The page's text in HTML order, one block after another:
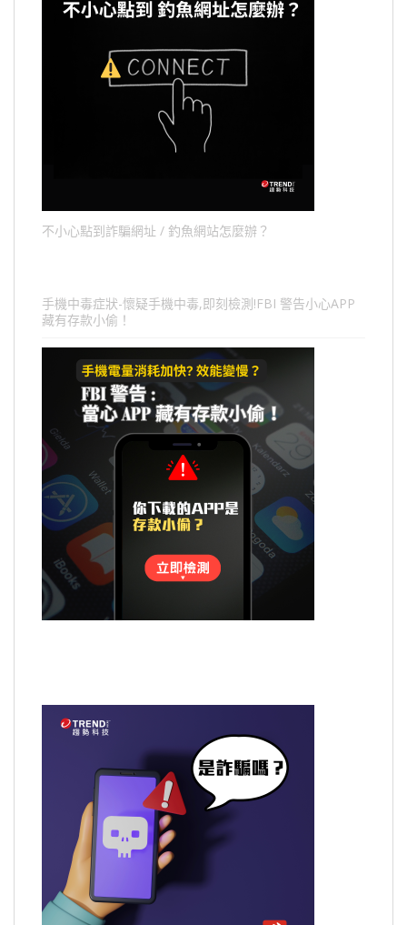
不小心點到詐騙網址 / 釣魚網站怎麼辦？
手機中毒症狀-懷疑手機中毒,即刻檢測!FBI 警告小心APP
藏有存款小偷！